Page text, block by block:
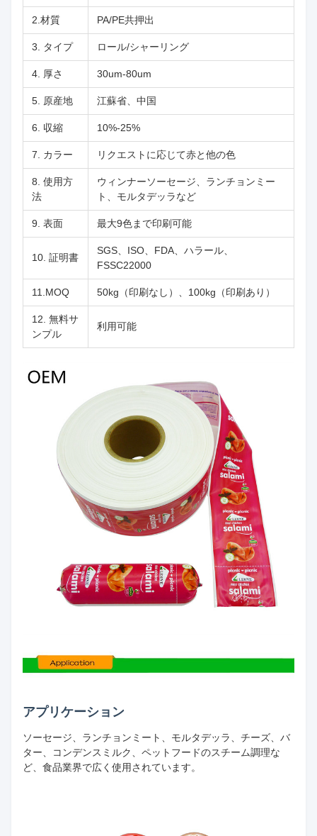
2.材質 PA/PE共押出
3. タイプ ロール/シャーリング
4. 厚さ 30um-80um
5. 原産地 江蘇省、中国
6. 収縮 10%-25%
7. カラー リクエストに応じて赤と他の色
8. 使用方
法
ウィンナーソーセージ、ランチョンミー
ト、モルタデッラなど
9. 表面 最大9色まで印刷可能
10. 証明書
SGS、ISO、FDA、ハラール、
FSSC22000
11.MOQ 50kg（印刷なし）、100kg（印刷あり）
12. 無料サ
ンプル
利用可能
アプリケーション
ソーセージ、ランチョンミート、モルタデッラ、チーズ、バ
ター、コンデンスミルク、ペットフードのスチーム調理な
ど、食品業界で広く使用されています。